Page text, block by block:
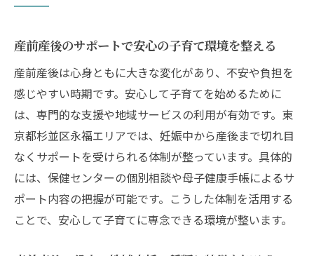
ガイド
地域の産前産後サポート活用術を徹底解説
産前産後サポートで家事育児の負担を減ら
す方法
地域の産前産後ヘルパー活用のポイントと
選び方
子育て支援の産前産後サービスを上手に使
うコツ
産前産後のサポートで安心の子育て環境を整える
産前産後は心身ともに大きな変化があり、不安や負担を
感じやすい時期です。安心して子育てを始めるために
は、専門的な支援や地域サービスの利用が有効です。東
京都杉並区永福エリアでは、妊娠中から産後まで切れ目
なくサポートを受けられる体制が整っています。具体的
には、保健センターの個別相談や母子健康手帳によるサ
ポート内容の把握が可能です。こうした体制を活用する
ことで、安心して子育てに専念できる環境が整います。